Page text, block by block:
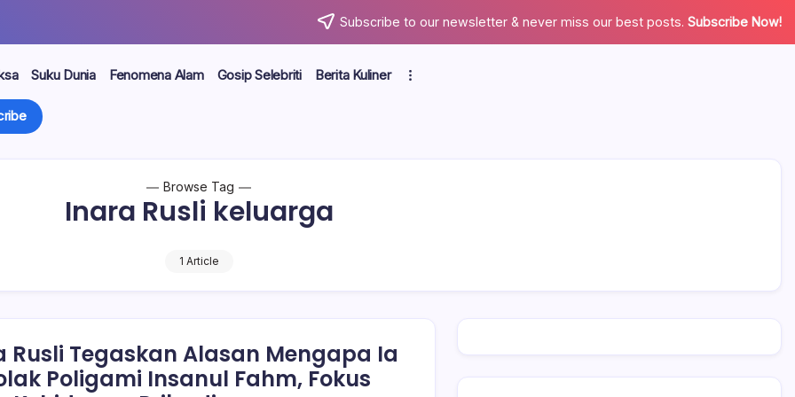
Subscribe to our newsletter & never miss our best posts. Subscribe Now!
Suku Dunia Fenomena Alam Gosip Selebriti Berita Kuliner
Browse Tag
Inara Rusli keluarga
1 Article
Rusli Tegaskan Alasan Mengapa Ia
Poligami Insanul Fahm, Fokus